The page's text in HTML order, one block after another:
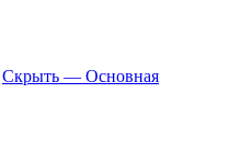
Скрыть — Основная